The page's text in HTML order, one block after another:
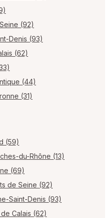
(92)
Denis (93)
(62)
(44)
(31)
(59)
du-Rhône (13)
(69)
de Seine (92)
Saint-Denis (93)
Calais (62)